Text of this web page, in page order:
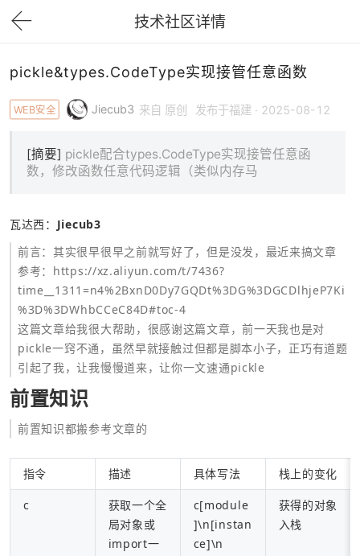
技术社区详情
下拉刷新
pickle&types.CodeType实现接管任意函数
WEB安全 Jiecub3 来自 原创 发布于福建 · 2025-08-12
[摘要] pickle配合types.CodeType实现接管任意函
数，修改函数任意代码逻辑（类似内存马
瓦达西： Jiecub3
前言：其实很早很早之前就写好了，但是没发，最近来搞文章
参考： https://xz.aliyun.com/t/7436?
time__1311=n4%2BxnD0Dy7GQDt%3DG%3DGCDlhjeP7Ki
%3D%3DWhbCCeC84D#toc-4
这篇文章给我很大帮助，很感谢这篇文章，前一天我也是对
pickle一窍不通，虽然早就接触过但都是脚本小子，正巧有道题
引起了我，让我慢慢道来，让你一文速通pickle
前置知识
前置知识都搬参考文章的
指令 描述 具体写法 栈上的变化
c
获取一个全
局对象或
import一
c[module
]\n[instan
ce]\n
获得的对象
入栈